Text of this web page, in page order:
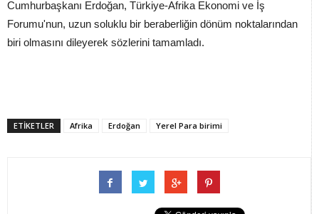
Cumhurbaşkanı Erdoğan, Türkiye-Afrika Ekonomi ve İş
Forumu'nun, uzun soluklu bir beraberliğin dönüm noktalarından
biri olmasını dileyerek sözlerini tamamladı.
ETİKETLER Afrika Erdoğan Yerel Para birimi